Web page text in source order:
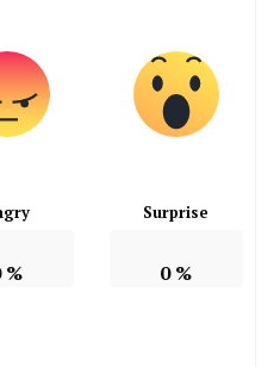
%
Surprise
0%